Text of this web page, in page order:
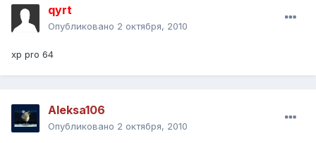
qyrt
Опубликовано 2 октября, 2010
xp pro 64
Aleksa106
Опубликовано 2 октября, 2010